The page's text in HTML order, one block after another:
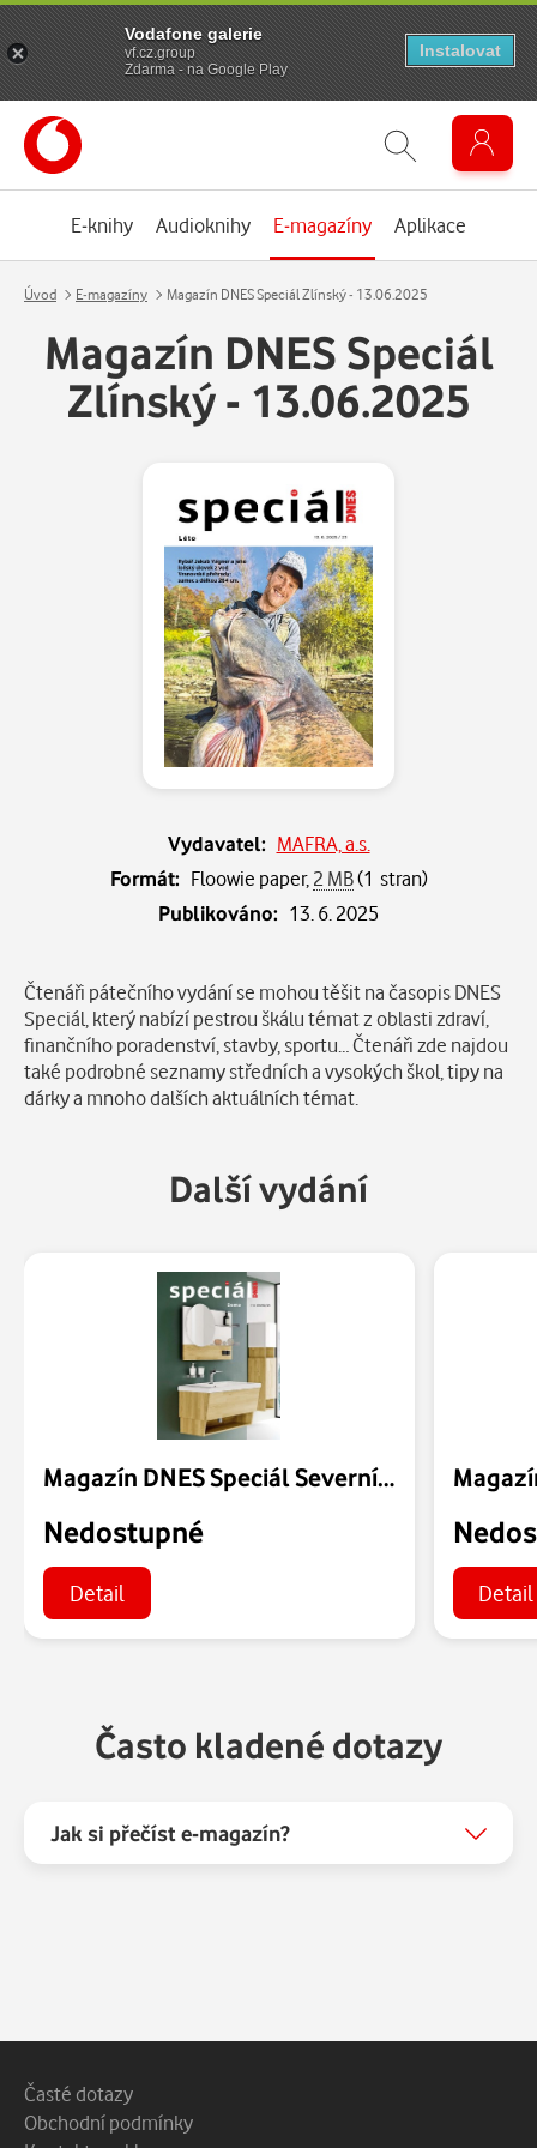
E-knihy Audioknihy E-magazíny Aplikace
Úvod E-magazíny Magazín DNES Speciál Zlínský - 13.06.2025
Magazín DNES Speciál
Zlínský - 13.06.2025
Vydavatel: MAFRA, a.s.
Formát: Floowie paper, 2 MB(1 stran)
Publikováno: 13. 6. 2025
Popis
Čtenáři pátečního vydání se mohou těšit na časopis DNES
Speciál, který nabízí pestrou škálu témat z oblasti zdraví,
finančního poradenství, stavby, sportu… Čtenáři zde najdou
také podrobné seznamy středních a vysokých škol, tipy na
dárky a mnoho dalších aktuálních témat.
Další vydání
Magazín DNES Speciál Severní Čechy - 07.08.2026
Nedostupné
Detail Detail
Často kladené dotazy
Jak si přečíst e-magazín?
Patička webu
Vedlejší navigace
Časté dotazy
Obchodní podmínky
Vodafone galerie
vf.cz.group
Zdarma - na Google Play
Instalovat